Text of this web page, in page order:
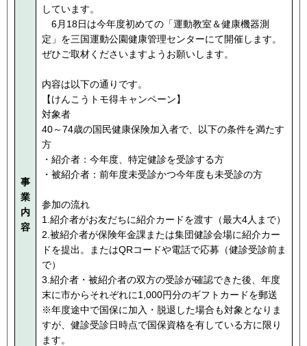
事
業
内
容
しています。
6月18日は今年度初めての「運動教室＆健康機器測
定」を三国運動公園健康管理センターにて開催します。
ぜひご取材くださいますようお願いします。
内容は以下の通りです。
【けんこうトモ得キャンペーン】
対象者
40～74歳の国民健康保険加入者で、以下の条件を満たす
方
・紹介者：今年度、特定健診を受診する方
・被紹介者：前年度未受診かつ今年度も未受診の方
参加の流れ
1.紹介者がお友だちに紹介カードを渡す（最大4人まで）
2.被紹介者が保険年金課または集団健診会場に紹介カー
ドを提出。またはQRコードや電話で応募（健診受診前ま
で）
3.紹介者・被紹介者の双方の受診が確認できた後、年度
末に市からそれぞれに1,000円分のギフトカードを郵送
※年度途中で国保に加入・脱退した場合も対象となりま
すが、健診受診日時点で国保資格を有している方に限り
ます。